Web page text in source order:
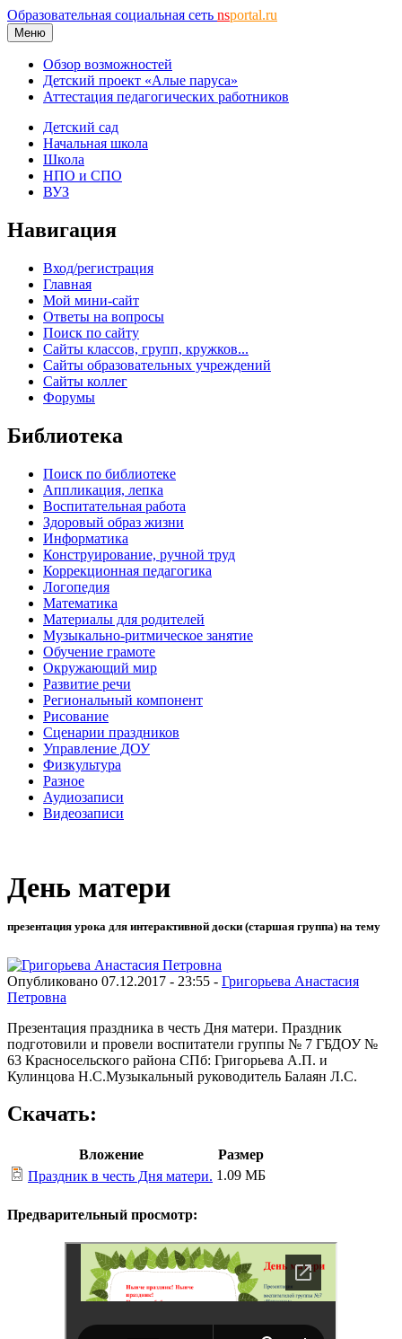
Образовательная социальная сеть nsportal.ru
Меню
Обзор возможностей
Детский проект «Алые паруса»
Аттестация педагогических работников
Детский сад
Начальная школа
Школа
НПО и СПО
ВУЗ
Навигация
Вход/регистрация
Главная
Мой мини-сайт
Ответы на вопросы
Поиск по сайту
Сайты классов, групп, кружков...
Сайты образовательных учреждений
Сайты коллег
Форумы
Библиотека
Поиск по библиотеке
Аппликация, лепка
Воспитательная работа
Здоровый образ жизни
Информатика
Конструирование, ручной труд
Коррекционная педагогика
Логопедия
Математика
Материалы для родителей
Музыкально-ритмическое занятие
Обучение грамоте
Окружающий мир
Развитие речи
Региональный компонент
Рисование
Сценарии праздников
Управление ДОУ
Физкультура
Разное
Аудиозаписи
Видеозаписи
День матери
презентация урока для интерактивной доски (старшая группа) на тему
Опубликовано 07.12.2017 - 23:55 - Григорьева Анастасия
Петровна
Презентация праздника в честь Дня матери. Праздник
подготовили и провели воспитатели группы № 7 ГБДОУ №
63 Красносельского района СПб: Григорьева А.П. и
Кулинцова Н.С.Музыкальный руководитель Балаян Л.С.
Скачать:
Вложение
Размер
Праздник в честь Дня матери. 1.09 МБ
Предварительный просмотр: